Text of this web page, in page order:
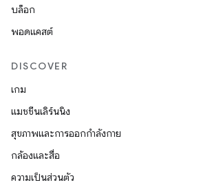
บล็อก
พอดแคสต์
DISCOVER
เกม
แมชชีนเลิร์นนิง
สุขภาพและการออกกำลังกาย
กล้องและสื่อ
ความเป็นส่วนตัว